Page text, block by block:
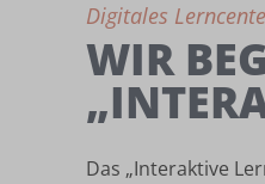
Digitales
WIR
Das „Interaktive